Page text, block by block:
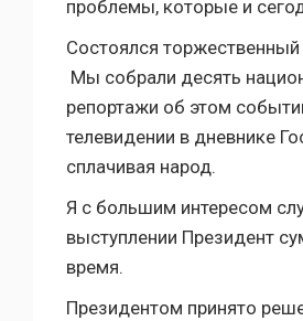
проблемы, которые и
Состоялся
Мы собрали десять
репортажи об этом
телевидении в дневнике
сплачивая народ.
Я с большим интересом
выступлении Президент
время.
Президентом принято